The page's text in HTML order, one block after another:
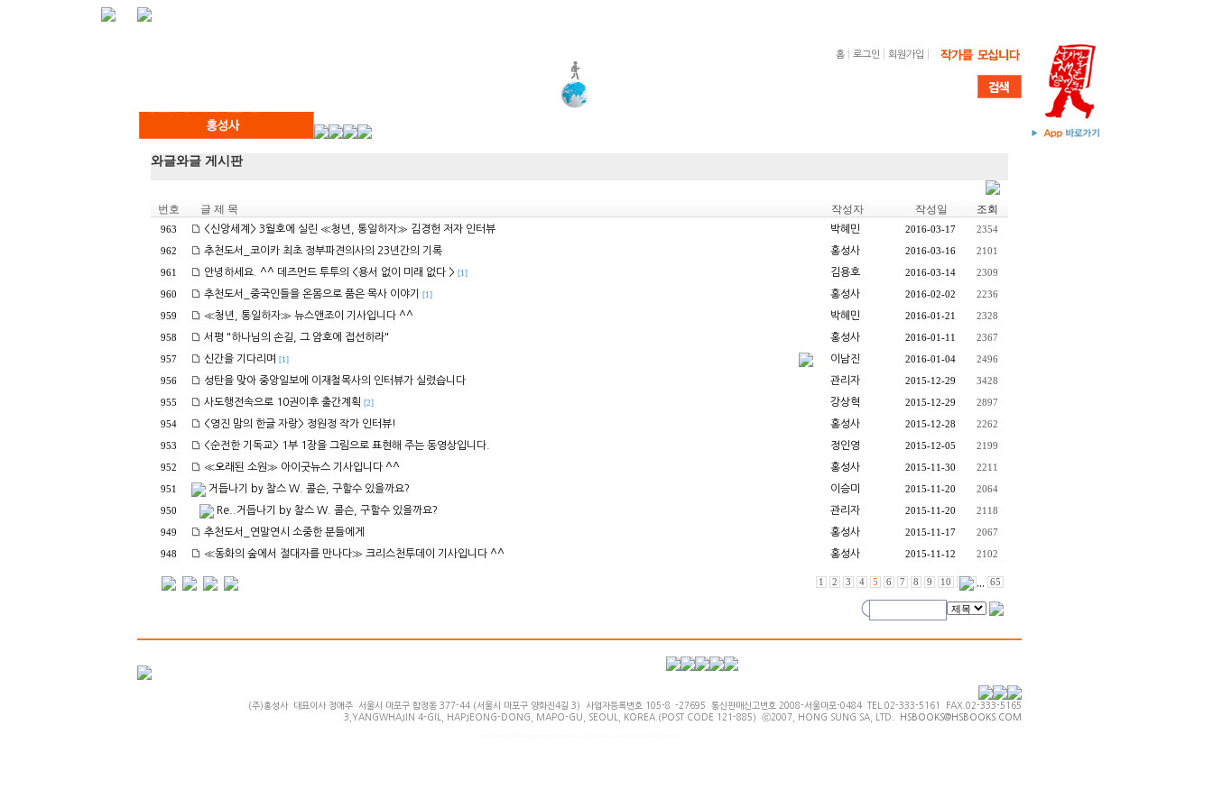
홈 로그인 회원가입
와글와글 게시판
번호 글 제 목 작성자 작성일 조회
963 <신앙세계> 3월호에 실린 ≪청년, 통일하자≫ 김경헌 저자 인터뷰 박혜민 2016-03-17 2354
962 추천도서_코이카 최초 정부파견의사의 23년간의 기록 홍성사 2016-03-16 2101
961 안녕하세요. ^^ 데즈먼드 투투의 <용서 없이 미래 없다 > [1] 김용호 2016-03-14 2309
960 추천도서_중국인들을 온몸으로 품은 목사 이야기 [1] 홍성사 2016-02-02 2236
959 ≪청년, 통일하자≫ 뉴스앤조이 기사입니다 ^^ 박혜민 2016-01-21 2328
958 서평 "하나님의 손길, 그 암호에 접선하라" 홍성사 2016-01-11 2367
957 신간을 기다리며 [1] 이남진 2016-01-04 2496
956 성탄을 맞아 중앙일보에 이재철목사의 인터뷰가 실렸습니다 관리자 2015-12-29 3428
955 사도행전속으로 10권이후 출간계획 [2] 강상혁 2015-12-29 2897
954 <영진 맘의 한글 자랑> 정원정 작가 인터뷰! 홍성사 2015-12-28 2262
953 <순전한 기독교> 1부 1장을 그림으로 표현해 주는 동영상입니다. 정인영 2015-12-05 2199
952 ≪오래된 소원≫ 아이굿뉴스 기사입니다 ^^ 홍성사 2015-11-30 2211
951 거듭나기 by 찰스 W. 콜슨, 구할수 있을까요? 이승미 2015-11-20 2064
950 Re..거듭나기 by 찰스 W. 콜슨, 구할수 있을까요? 관리자 2015-11-20 2118
949 추천도서_연말연시 소중한 분들에게 홍성사 2015-11-17 2067
948 ≪동화의 숲에서 절대자를 만나다≫ 크리스천투데이 기사입니다 ^^ 홍성사 2015-11-12 2102
1 2 3 4 5 6 7 8 9 10 65
(주)홍성사 대표이사 정애주 서울시 마포구 합정동 377-44 (서울시 마포구 양화진4길 3) 사업자등록번호 105-8`-27695 통신판매신고번호 2008-서울마포-0484 TEL.02-333-5161 FAX.02-333-5165
3,YANGWHAJIN 4-GIL, HAPJEONG-DONG, MAPO-GU, SEOUL, KOREA.(POST CODE 121-885) ⓒ2007, HONG SUNG SA, LTD.
HSBOOKS@HSBOOKS.COM